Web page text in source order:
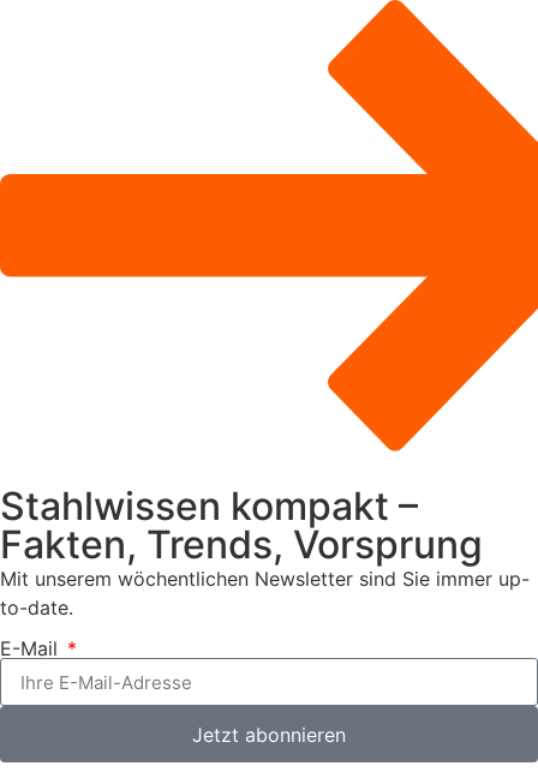
Stahlwissen kompakt –
Fakten, Trends, Vorsprung
Mit unserem wöchentlichen Newsletter sind Sie immer up-
to-date.
E-Mail
Jetzt abonnieren